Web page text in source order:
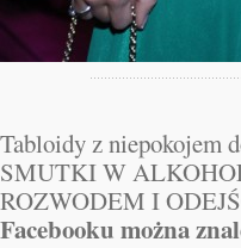
Tabloidy z niepokojem
SMUTKI W
ROZWODEM I
Facebooku można